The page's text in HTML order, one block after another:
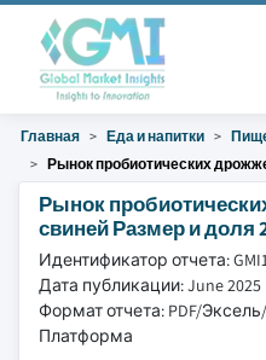
Главная Еда и напитки
Рынок пробиотических
Рынок
свиней Размер и доля
Идентификатор отчета:
Дата публикации: June 2025
Формат отчета: PDF/
Платформа